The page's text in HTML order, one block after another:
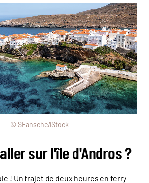
© SHansche/iStock
sur l'île d'Andros ?
! Un trajet de deux heures en ferry